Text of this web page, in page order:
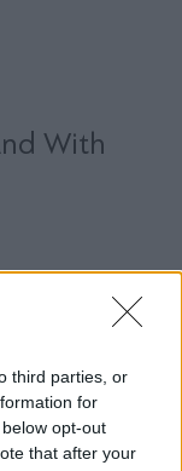
third parties, or
for
opt-out
that after your